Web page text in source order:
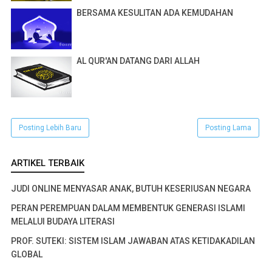
BERSAMA KESULITAN ADA KEMUDAHAN
AL QUR'AN DATANG DARI ALLAH
Posting Lebih Baru Posting Lama
ARTIKEL TERBAIK
JUDI ONLINE MENYASAR ANAK, BUTUH KESERIUSAN NEGARA
PERAN PEREMPUAN DALAM MEMBENTUK GENERASI ISLAMI
MELALUI BUDAYA LITERASI
PROF. SUTEKI: SISTEM ISLAM JAWABAN ATAS KETIDAKADILAN
GLOBAL